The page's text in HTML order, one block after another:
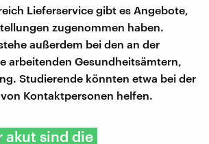
Lieferservice gibt es Angebote,
zugenommen haben.
außerdem bei den an der
arbeitenden Gesundheitsämtern,
Studierende könnten etwa bei der
Kontaktpersonen helfen.
akut sind die